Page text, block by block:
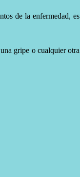
de la enfermedad, es
gripe o cualquier otra